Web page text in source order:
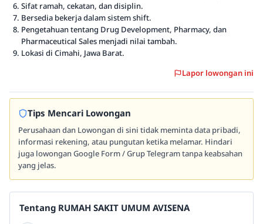
Sifat ramah, cekatan, dan disiplin.
Bersedia bekerja dalam sistem shift.
Pengetahuan tentang Drug Development, Pharmacy, dan
Pharmaceutical Sales menjadi nilai tambah.
Lokasi di Cimahi, Jawa Barat.
Lapor lowongan ini
Tips Mencari Lowongan
Perusahaan dan Lowongan di sini tidak meminta data pribadi,
informasi rekening, atau pungutan ketika melamar. Hindari
juga lowongan Google Form / Grup Telegram tanpa keabsahan
yang jelas.
Tentang RUMAH SAKIT UMUM AVISENA